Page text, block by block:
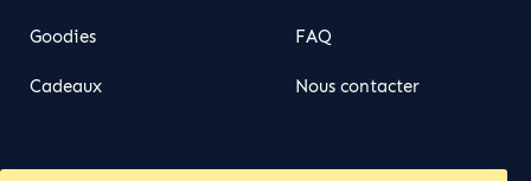
Goodies
Cadeaux
FAQ
Nous contacter